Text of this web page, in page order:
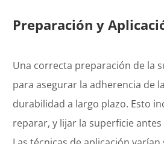
Preparación y
Una correcta preparación de la
para asegurar la adherencia de
durabilidad a largo plazo. Esto
reparar, y lijar la superficie